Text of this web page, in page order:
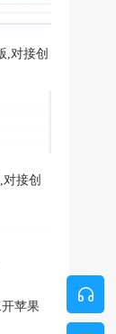
,对接创
接创
苹果